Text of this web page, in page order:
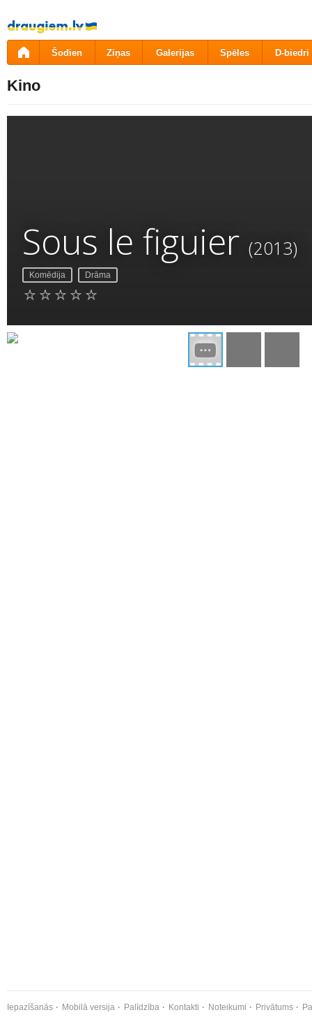
Pāriet
uz
saturu
Šodien Ziņas Galerijas Spēles D-biedri
Kino
Sous le figuier (2013)
Komēdija Drāma
Iepazīšanās Mobilā versija Palīdzība Kontakti Noteikumi Privātums